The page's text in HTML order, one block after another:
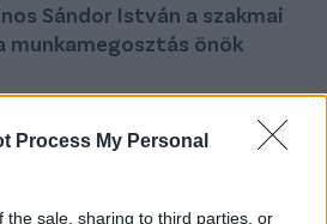
Process My Personal
the sale, sharing to third parties, or
Sándor István a szakmai
munkamegosztás önök
egy teljes egyetemi
tanulni, szerintem ő nem is